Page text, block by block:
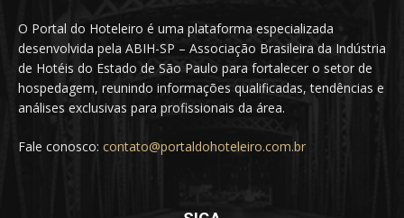
O Portal do Hoteleiro é uma plataforma especializada
desenvolvida pela ABIH-SP – Associação Brasileira da Indústria
de Hotéis do Estado de São Paulo para fortalecer o setor de
hospedagem, reunindo informações qualificadas, tendências e
análises exclusivas para profissionais da área.
Fale conosco: contato@portaldohoteleiro.com.br